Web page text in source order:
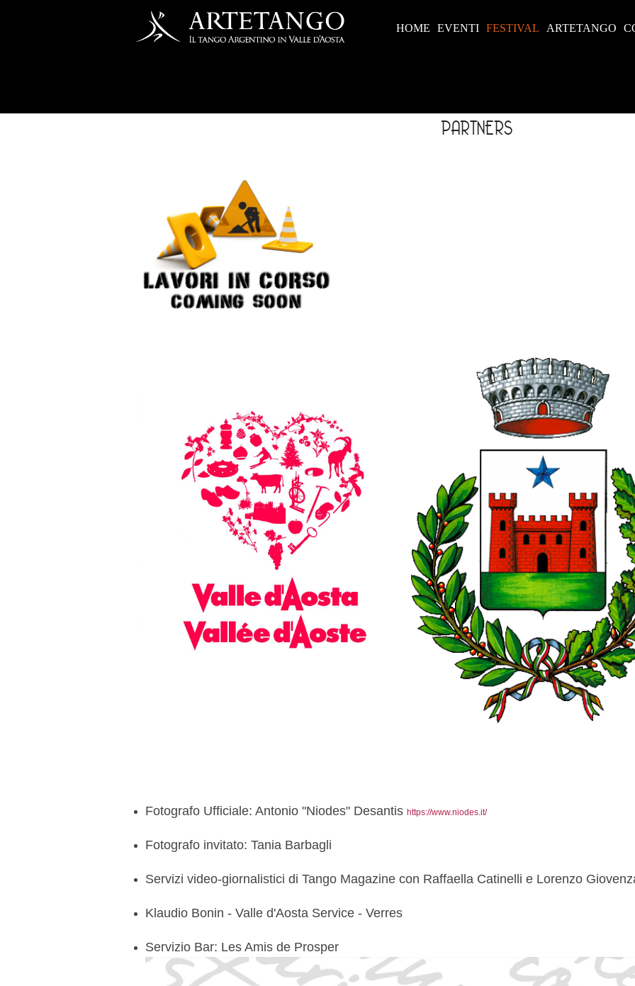
HOME
EVENTI FESTIVAL ARTETANGO
PARTNERS
Fotografo Ufficiale: Antonio "Niodes" Desantis https://www.niodes.it/
Fotografo invitato: Tania Barbagli
Servizi video-giornalistici di Tango Magazine con Raffaella Catinelli e Lorenzo
Klaudio Bonin - Valle d'Aosta Service - Verres
Servizio Bar: Les Amis de Prosper